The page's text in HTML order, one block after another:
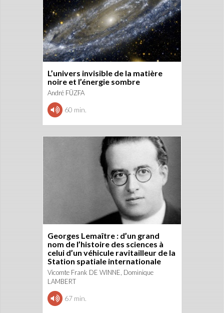
L’univers invisible de la matière
noire et l’énergie sombre
André FÜZFA
60 min.
Georges Lemaître : d’un grand
nom de l’histoire des sciences à
celui d’un véhicule ravitailleur de la
Station spatiale internationale
Vicomte Frank DE WINNE, Dominique
LAMBERT
67 min.